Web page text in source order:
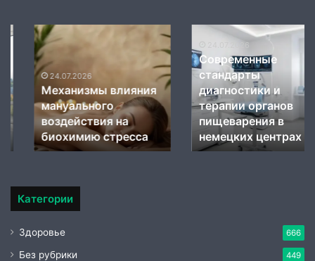
Механизмы
влияния
мануального
воздействия
на
биохимию
стресса
24.07.2026
Механизмы влияния
мануального
воздействия на
биохимию стресса
Современные
диагностики
и
терапии
органов
пищеварения
в
немецких
Современные
стандарты
диагностики и
терапии органов
пищеварения в
немецких центрах
Категории
Здоровье 666
Без рубрики 449